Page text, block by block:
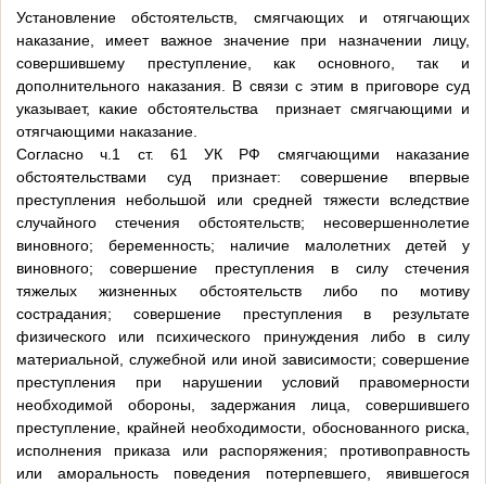
Установление обстоятельств, смягчающих и отягчающих
наказание, имеет важное значение при назначении лицу,
совершившему преступление, как основного, так и
дополнительного наказания. В связи с этим в приговоре суд
указывает, какие обстоятельства признает смягчающими и
отягчающими наказание.
Согласно ч.1 ст. 61 УК РФ смягчающими наказание
обстоятельствами суд признает: совершение впервые
преступления небольшой или средней тяжести вследствие
случайного стечения обстоятельств; несовершеннолетие
виновного; беременность; наличие малолетних детей у
виновного; совершение преступления в силу стечения
тяжелых жизненных обстоятельств либо по мотиву
сострадания; совершение преступления в результате
физического или психического принуждения либо в силу
материальной, служебной или иной зависимости; совершение
преступления при нарушении условий правомерности
необходимой обороны, задержания лица, совершившего
преступление, крайней необходимости, обоснованного риска,
исполнения приказа или распоряжения; противоправность
или аморальность поведения потерпевшего, явившегося